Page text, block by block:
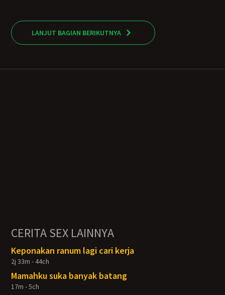
LANJUT BAGIAN BERIKUTNYA
CERITA SEX LAINNYA
Keponakan ranum lagi cari kerja
2j 33m - 44ch
Mamahku suka banyak batang
17m - 5ch